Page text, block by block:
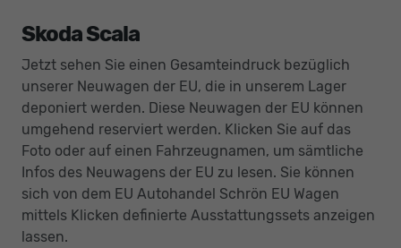
Skoda Scala
Jetzt sehen Sie einen Gesamteindruck bezüglich
unserer Neuwagen der EU, die in unserem Lager
deponiert werden. Diese Neuwagen der EU können
umgehend reserviert werden. Klicken Sie auf das
Foto oder auf einen Fahrzeugnamen, um sämtliche
Infos des Neuwagens der EU zu lesen. Sie können
sich von dem EU Autohandel Schrön EU Wagen
mittels Klicken definierte Ausstattungssets anzeigen
lassen.